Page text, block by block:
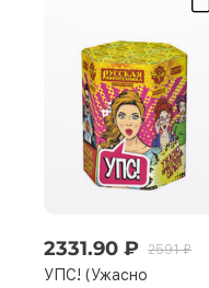
2331.90 ₽ 2591 ₽
УПС! (Ужасно